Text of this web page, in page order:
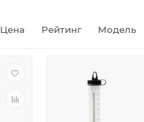
Цена Рейтинг Модель